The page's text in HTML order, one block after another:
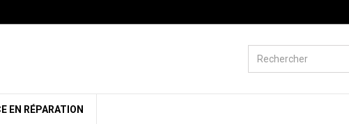
EN RÉPARATION